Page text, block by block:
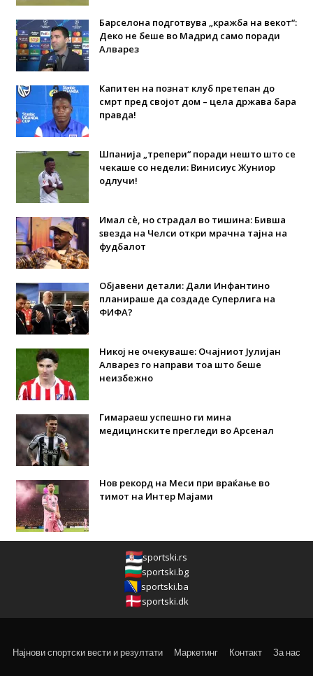
Барселона подготвува „кражба на векот“:
Деко не беше во Мадрид само поради
Алварез
Капитен на познат клуб претепан до
смрт пред својот дом – цела држава бара
правда!
Шпанија „трепери“ поради нешто што се
чекаше со недели: Винисиус Жуниор
одлучи!
Имал сè, но страдал во тишина: Бивша
ѕвезда на Челси откри мрачна тајна на
фудбалот
Објавени детали: Дали Инфантино
планираше да создаде Суперлига на
ФИФА?
Никој не очекуваше: Очајниот Јулијан
Алварез го направи тоа што беше
неизбежно
Гимараеш успешно ги мина
медицинските прегледи во Арсенал
Нов рекорд на Меси при враќање во
тимот на Интер Мајами
sportski.rs
sportski.bg
sportski.ba
sportski.dk
Најнови спортски вести и резултати Маркетинг Контакт За нас